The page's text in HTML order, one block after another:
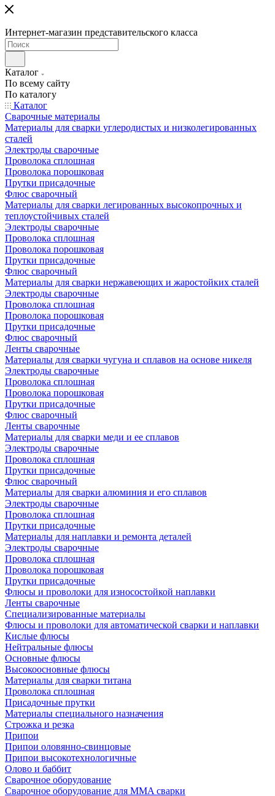
Интернет-магазин представительского класса
Каталог
По всему сайту
По каталогу
Каталог
Сварочные материалы
Материалы для сварки углеродистых и низколегированных
сталей
Электроды сварочные
Проволока сплошная
Проволока порошковая
Прутки присадочные
Флюс сварочный
Материалы для сварки легированных высокопрочных и
теплоустойчивых сталей
Электроды сварочные
Проволока сплошная
Проволока порошковая
Прутки присадочные
Флюс сварочный
Материалы для сварки нержавеющих и жаростойких сталей
Электроды сварочные
Проволока сплошная
Проволока порошковая
Прутки присадочные
Флюс сварочный
Ленты сварочные
Материалы для сварки чугуна и сплавов на основе никеля
Электроды сварочные
Проволока сплошная
Проволока порошковая
Прутки присадочные
Флюс сварочный
Ленты сварочные
Материалы для сварки меди и ее сплавов
Электроды сварочные
Проволока сплошная
Прутки присадочные
Флюс сварочный
Материалы для сварки алюминия и его сплавов
Электроды сварочные
Проволока сплошная
Прутки присадочные
Материалы для наплавки и ремонта деталей
Электроды сварочные
Проволока сплошная
Проволока порошковая
Прутки присадочные
Флюсы и проволоки для износостойкой наплавки
Ленты сварочные
Специализированные материалы
Флюсы и проволоки для автоматической сварки и наплавки
Кислые флюсы
Нейтральные флюсы
Основные флюсы
Высокоосновные флюсы
Материалы для сварки титана
Проволока сплошная
Присадочные прутки
Материалы специального назначения
Строжка и резка
Припои
Припои оловянно-свинцовые
Припои высокотехнологичные
Олово и баббит
Сварочное оборудование
Сварочное оборудование для MMA сварки